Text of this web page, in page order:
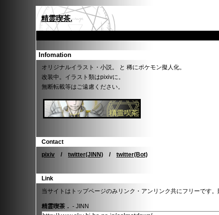
精霊喫茶.
Infomation
オリジナルイラスト・小説。 と 稀にポケモン擬人化。
改装中。イラスト類はpixivに。
無断転載等はご遠慮ください。
Contact
pixiv /twitter(JINN) /twitter(Bot)
Link
当サイトはトップページのみリンク・アンリンク共にフリーです
精霊喫茶． - JINN